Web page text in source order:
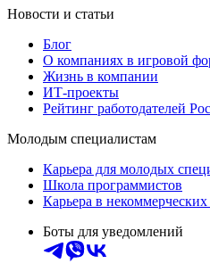
Новости и статьи
Блог
О компаниях в игровой
Жизнь в компании
ИТ-проекты
Рейтинг работодателей
Молодым специалистам
Карьера для молодых
Школа программистов
Карьера в
Боты для уведомлений